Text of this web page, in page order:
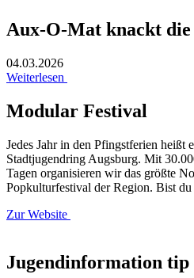
Aux-O-Mat knackt
04.03.2026
Weiterlesen
Modular Festival
Jedes Jahr in den Pfingstferien heißt
Stadtjugendring Augsburg. Mit
Tagen organisieren wir das größte
Popkulturfestival der Region. Bist du
Zur Website
Jugendinformation tip